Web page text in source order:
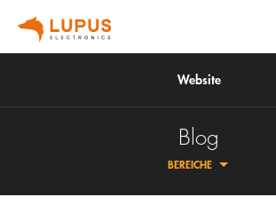
Website
Brandschutz
Blog
BEREICHE